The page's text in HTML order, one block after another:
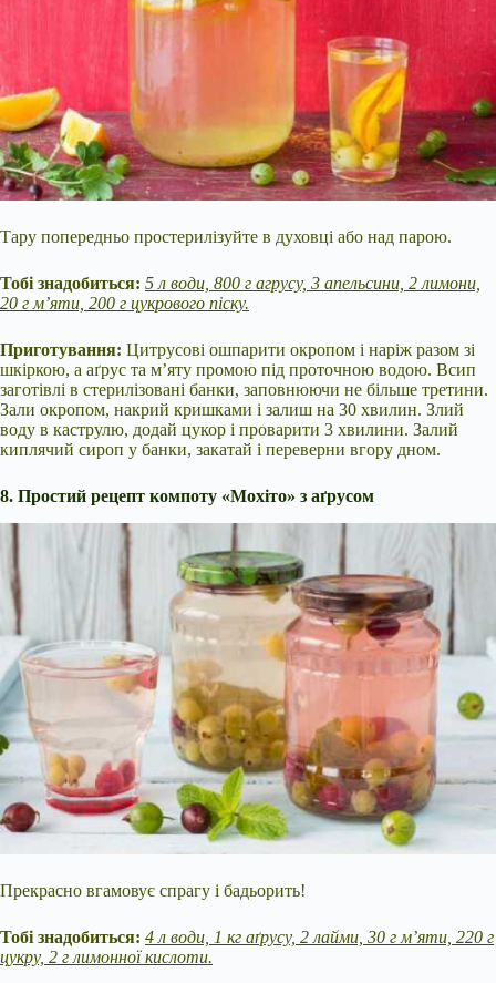
Тару попередньо простерилізуйте в духовці або над парою.
Тобі знадобиться: 5 л води, 800 г агрусу, 3 апельсини, 2 лимони,
20 г м’яти, 200 г цукрового піску.
Приготування: Цитрусові ошпарити окропом і наріж разом зі
шкіркою, а аґрус та м’яту промою під проточною водою. Всип
заготівлі в стерилізовані банки, заповнюючи не більше третини.
Зали окропом, накрий кришками і залиш на 30 хвилин. Злий
воду в каструлю, додай цукор і проварити 3 хвилини. Залий
киплячий сироп у банки, закатай і переверни вгору дном.
8. Простий рецепт компоту «Мохіто» з аґрусом
Прекрасно вгамовує спрагу і бадьорить!
Тобі знадобиться: 4 л води, 1 кг аґрусу, 2 лайми, 30 г м’яти, 220 г
цукру, 2 г лимонної кислоти.